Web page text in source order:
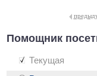
Помощник
Текущая